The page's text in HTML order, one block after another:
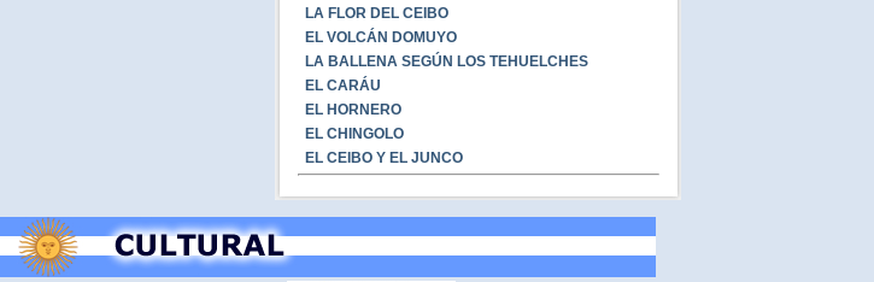
LA FLOR DEL CEIBO
EL VOLCÁN DOMUYO
LA BALLENA SEGÚN LOS TEHUELCHES
EL CARÁU
EL HORNERO
EL CHINGOLO
EL CEIBO Y EL JUNCO